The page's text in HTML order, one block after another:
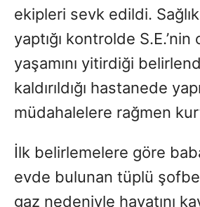
ekipleri sevk edildi.
yaptığı kontrolde
yaşamını yitirdiği
kaldırıldığı hastanede
müdahalelere rağmen
İlk belirlemelere göre
evde bulunan tüplü
gaz nedeniyle hayatını